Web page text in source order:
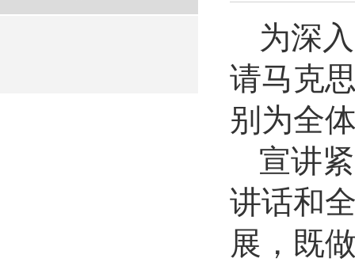
为深
请马克
别为全
宣讲
讲话和
展，既